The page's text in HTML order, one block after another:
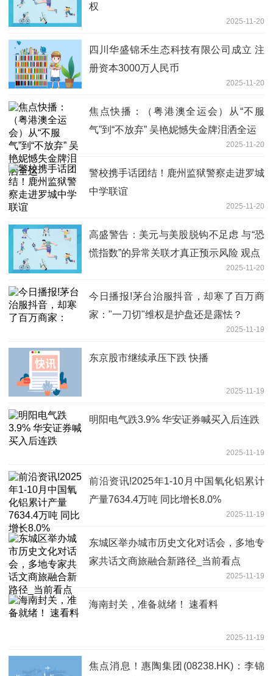
权
2025-11-20
四川华盛锦禾生态科技有限公司成立 注
册资本3000万人民币
2025-11-20
焦点快播：（粤港澳全运会）从“不服
气”到“不放弃” 吴艳妮憾失金牌泪洒全运
2025-11-20
警校携手话团结！鹿州监狱警察走进罗城
中学联谊
2025-11-20
高盛警告：美元与美股脱钩不足虑 与“恐
慌指数”的异常关联才真正预示风险 观点
2025-11-20
今日播报!茅台治服抖音，却寒了百万商
家："一刀切"维权是护盘还是露怯？
2025-11-19
东京股市继续承压下跌 快播
2025-11-19
明阳电气跌3.9% 华安证券喊买入后连跌
2025-11-19
前沿资讯!2025年1-10月中国氧化铝累计
产量7634.4万吨 同比增长8.0%
2025-11-19
东城区举办城市历史文化对话会，多地专
家共话文商旅融合新路径_当前看点
2025-11-19
海南封关，准备就绪！ 速看料
2025-11-19
焦点消息！惠陶集团(08238.HK)：李锦